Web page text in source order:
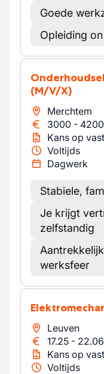
Goede
Opleiding
(M/V/X)
Merchtem
3000 - 4200
Kans op vast
Voltijds
Dagwerk
Stabiele,
Je krijgt
zelfstandig
werksfeer
Leuven
17.25 - 22.06
Kans op vast
Voltijds